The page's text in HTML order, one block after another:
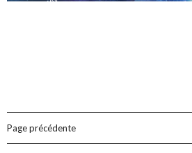
Page précédente